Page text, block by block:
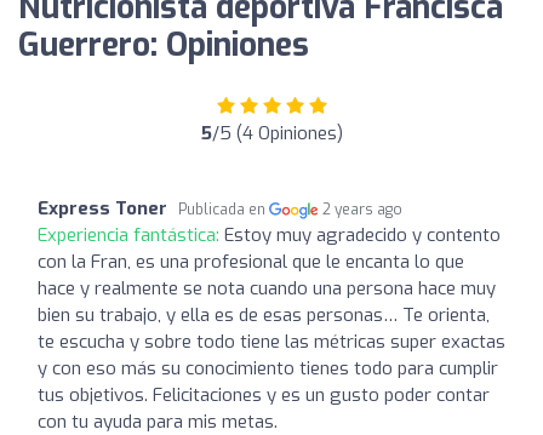
Guerrero: Opiniones
5/5 (4 Opiniones)
Express Toner Publicada en 2 years ago
Experiencia fantástica: Estoy muy agradecido y contento
con la Fran, es una profesional que le encanta lo que
hace y realmente se nota cuando una persona hace muy
bien su trabajo, y ella es de esas personas… Te orienta,
te escucha y sobre todo tiene las métricas super exactas
y con eso más su conocimiento tienes todo para cumplir
tus objetivos. Felicitaciones y es un gusto poder contar
con tu ayuda para mis metas.